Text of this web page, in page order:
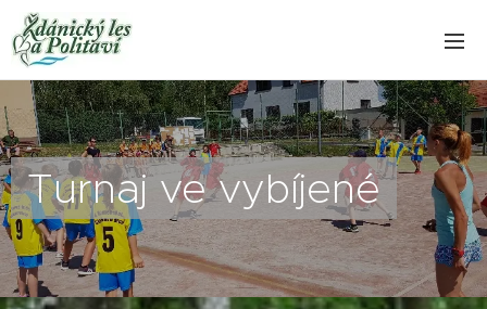
Turnaj ve vybíjené